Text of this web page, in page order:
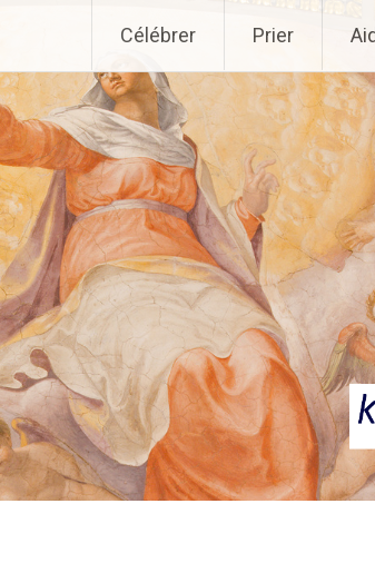
au
principal
Célébrer Prier